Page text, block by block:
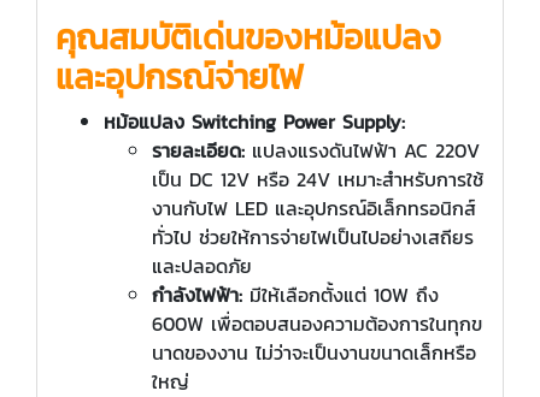
คุณสมบัติเด่นของหม้อแปลง
และอุปกรณ์จ่ายไฟ
หม้อแปลง Switching Power Supply:
รายละเอียด: แปลงแรงดันไฟฟ้า AC 220V
เป็น DC 12V หรือ 24V เหมาะสำหรับการใช้
งานกับไฟ LED และอุปกรณ์อิเล็กทรอนิกส์
ทั่วไป ช่วยให้การจ่ายไฟเป็นไปอย่างเสถียร
และปลอดภัย
กำลังไฟฟ้า: มีให้เลือกตั้งแต่ 10W ถึง
600W เพื่อตอบสนองความต้องการในทุกข
นาดของงาน ไม่ว่าจะเป็นงานขนาดเล็กหรือ
ใหญ่